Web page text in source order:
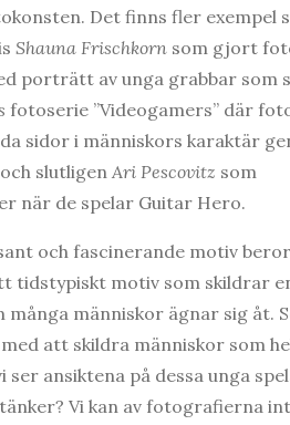
Det finns fler exempel
Shauna Frischkorn som gjort
porträtt av unga grabbar som
fotoserie ”Videogamers” där
sidor i människors karaktär
slutligen Ari Pescovitz som
när de spelar Guitar Hero.
och fascinerande motiv
tidstypiskt motiv som skildrar
människor ägnar sig åt.
att skildra människor som
ser ansiktena på dessa unga
Vi kan av fotografierna